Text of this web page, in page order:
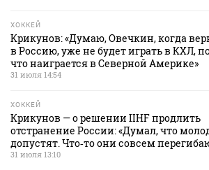
ХОККЕЙ
Крикунов: «Думаю, Овечкин, когда
в Россию, уже не будет играть в КХЛ,
что наиграется в Северной Америке»
31 июля 14:54
ХОККЕЙ
Крикунов — о решении IIHF продлить
отстранение России: «Думал, что
допустят. Что‑то они совсем
31 июля 13:10